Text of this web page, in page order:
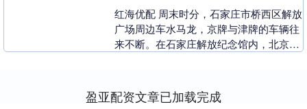
红海优配 周末时分，石家庄市桥西区解放
广场周边车水马龙，京牌与津牌的车辆往
来不断。在石家庄解放纪念馆内，北京
盈亚配资文章已加载完成